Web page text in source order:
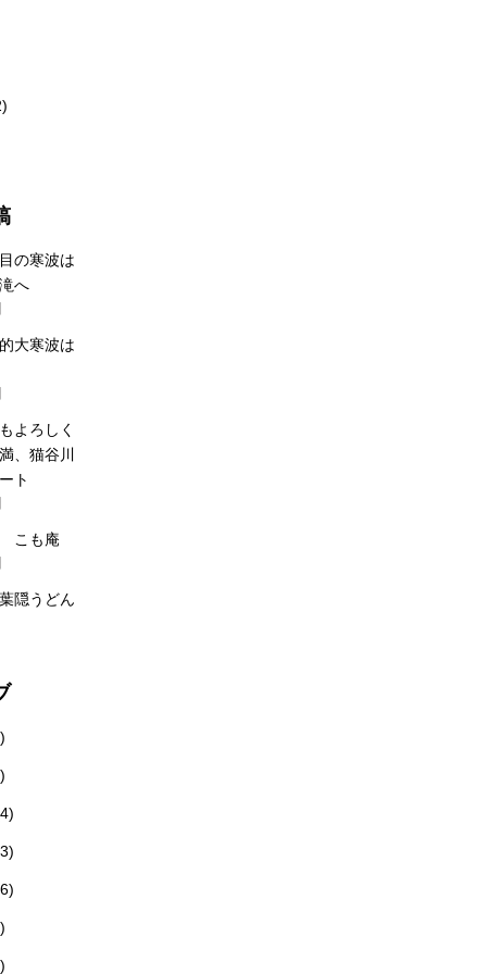
の寒波は
へ
大寒波は
よろしく
、猫谷川
ト
こも庵
隠うどん